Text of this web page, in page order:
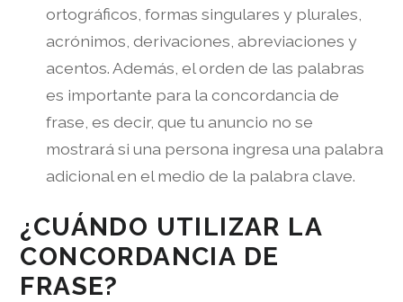
ortográficos, formas singulares y plurales,
acrónimos, derivaciones, abreviaciones y
acentos. Además, el orden de las palabras
es importante para la concordancia de
frase, es decir, que tu anuncio no se
mostrará si una persona ingresa una palabra
adicional en el medio de la palabra clave.
¿CUÁNDO UTILIZAR LA
CONCORDANCIA DE
FRASE?